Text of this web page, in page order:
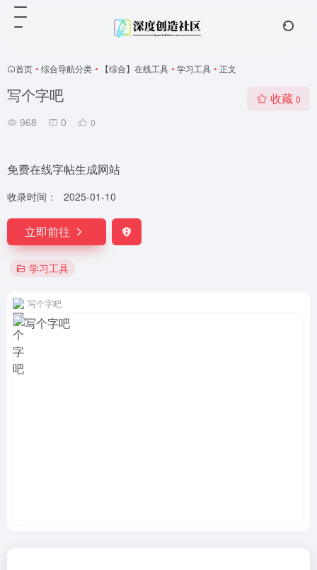
首页 • 综合导航分类 • 【综合】在线工具 • 学习工具 • 正文
写个字吧
968 0 0
收藏 0
免费在线字帖生成网站
收录时间： 2025-01-10
立即前往
学习工具
写个字吧